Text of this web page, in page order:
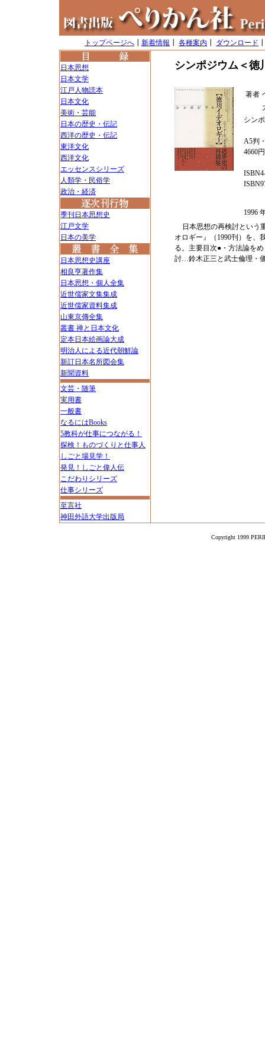
トップページへ 新着情報 各種案内 ダウンロード
日本思想
日本文学
江戸人物読本
日本文化
美術・芸能
日本の歴史・伝記
西洋の歴史・伝記
東洋文化
西洋文化
エッセンスシリーズ
人類学・民俗学
政治・経済
季刊日本思想史
江戸文学
日本の美学
日本思想史講座
相良亨著作集
日本思想・個人全集
近世儒家文集集成
近世儒家資料集成
山東京傳全集
叢書 禅と日本文化
定本日本絵画論大成
明治人による近代朝鮮論
新訂日本名所図会集
新聞資料
文芸・随筆
実用書
一般書
なるにはBooks
5教科が仕事につながる！
探検！ものづくりと仕事人
しごと場見学！
発見！しごと偉人伝
こだわりシリーズ
仕事シリーズ
至言社
神田外語大学出版局
シンポジウム＜徳
著者
シン
A5判
4660
1996
日本思想の再検討という
オロギー』（1990刊）を、
る。主要目次●・方法論を
討…鈴木正三と武士倫理・
Copyright 1999